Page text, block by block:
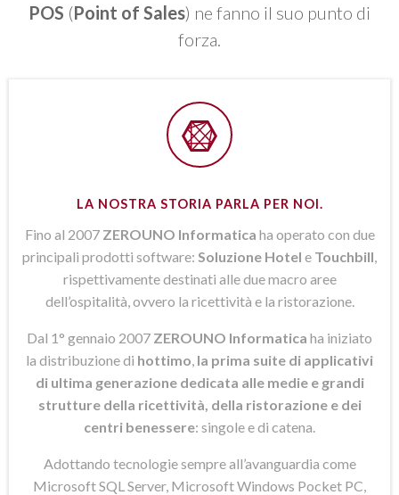
POS (Point of Sales) ne fanno il suo punto di
forza.
LA NOSTRA STORIA PARLA PER NOI.
Fino al 2007 ZEROUNO Informatica ha operato con due
principali prodotti software: Soluzione Hotel e Touchbill
rispettivamente destinati alle due macro aree
dell’ospitalità, ovvero la ricettività e la ristorazione.
Dal 1° gennaio 2007 ZEROUNO Informatica ha iniziato
la distribuzione di hottimo la prima suite di applicativi
di ultima generazione dedicata alle medie e grandi
strutture della ricettività, della ristorazione e dei
centri benessere: singole e di catena.
Adottando tecnologie sempre all’avanguardia come
Microsoft SQL Server, Microsoft Windows Pocket PC,